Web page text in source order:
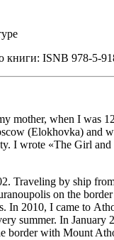
ISNB 978-5-
mother, when I was
(Elokhovka) and
I wrote «The Girl
Traveling by ship
on the
In 2010, I came to
summer. In
border with Mount